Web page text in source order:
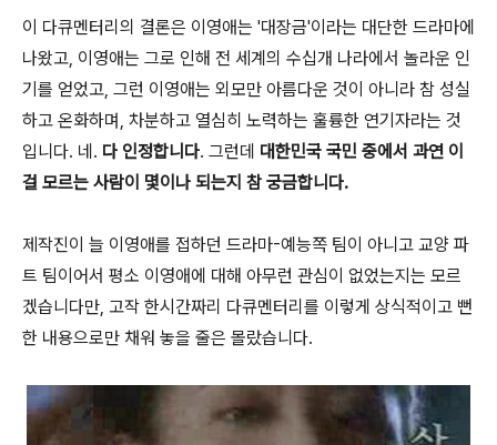
이 다큐멘터리의 결론은 이영애는 '대장금'이라는 대단한 드라마에
나왔고, 이영애는 그로 인해 전 세계의 수십개 나라에서 놀라운 인
기를 얻었고, 그런 이영애는 외모만 아름다운 것이 아니라 참 성실
하고 온화하며, 차분하고 열심히 노력하는 훌륭한 연기자라는 것
입니다. 네. 다 인정합니다. 그런데 대한민국 국민 중에서 과연 이
걸 모르는 사람이 몇이나 되는지 참 궁금합니다.
제작진이 늘 이영애를 접하던 드라마-예능쪽 팀이 아니고 교양 파
트 팀이어서 평소 이영애에 대해 아무런 관심이 없었는지는 모르
겠습니다만, 고작 한시간짜리 다큐멘터리를 이렇게 상식적이고 뻔
한 내용으로만 채워 놓을 줄은 몰랐습니다.